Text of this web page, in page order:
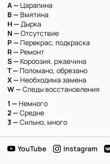
A — Царапина
B — Вмятина
H — Дырка
N — Отсутствие
P — Перекрас, подкраска
R — Ремонт
S — Короозия, ржавчина
T — Поломано, обрезано
X — Необходима замена
W — Следы восстановления
1 — Немного
2 — Средне
3 — Сильно, много
YouTube Instagram